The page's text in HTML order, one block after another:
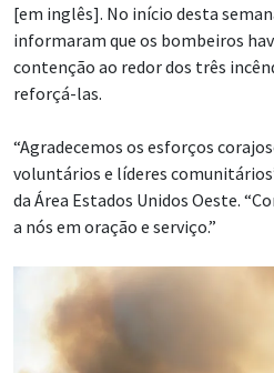
[em inglês]. No início desta
informaram que os bombeiros
contenção ao redor dos três
reforçá-las.
“Agradecemos os esforços
voluntários e líderes
da Área Estados Unidos Oeste.
a nós em oração e serviço.”